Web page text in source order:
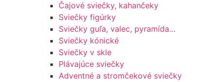
Čajové sviečky, kahančeky
Sviečky figúrky
Sviečky guľa, valec, pyramída…
Sviečky kónické
Sviečky v skle
Plávajúce sviečky
Adventné a stromčekové sviečky